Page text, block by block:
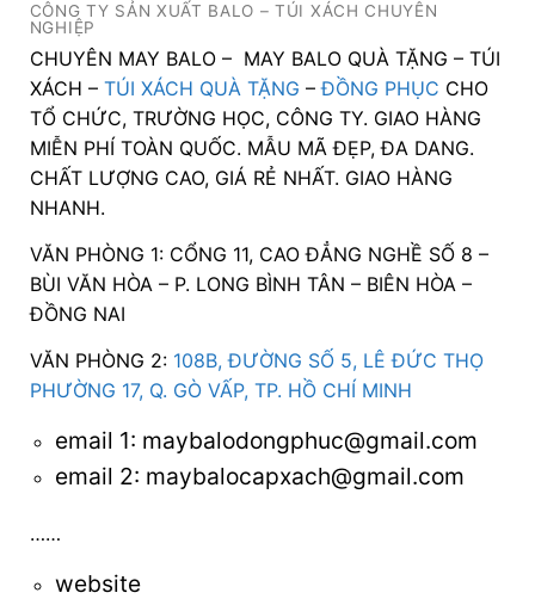
CÔNG TY SẢN XUẤT BALO – TÚI XÁCH CHUYÊN
NGHIỆP
CHUYÊN MAY BALO – MAY BALO QUÀ TẶNG – TÚI
XÁCH – TÚI XÁCH QUÀ TẶNG –ĐỒNG PHỤC CHO
TỔ CHỨC, TRƯỜNG HỌC, CÔNG TY. GIAO HÀNG
MIỄN PHÍ TOÀN QUỐC. MẪU MÃ ĐẸP, ĐA DANG.
CHẤT LƯỢNG CAO, GIÁ RẺ NHẤT. GIAO HÀNG
NHANH.
VĂN PHÒNG 1: CỔNG 11, CAO ĐẲNG NGHỀ SỐ 8 –
BÙI VĂN HÒA – P. LONG BÌNH TÂN – BIÊN HÒA –
ĐỒNG NAI
VĂN PHÒNG 2: 108B, ĐƯỜNG SỐ 5, LÊ ĐỨC THỌ
PHƯỜNG 17, Q. GÒ VẤP, TP. HỒ CHÍ MINH
email 1: maybalodongphuc@gmail.com
email 2: maybalocapxach@gmail.com
……
website